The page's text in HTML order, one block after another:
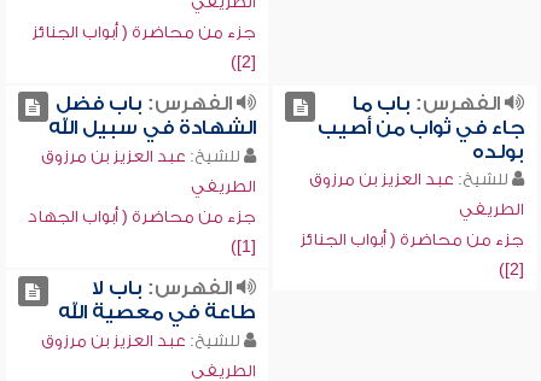
جزء من محاضرة ( أبواب الجنائز
[2])
الفهرس: باب ما
جاء في ثواب من أصيب
بولده
للشيخ: عبد العزيز بن مرزوق
الطريفي
جزء من محاضرة ( أبواب الجنائز
[2])
الفهرس: باب فضل
الشهادة في سبيل الله
للشيخ: عبد العزيز بن مرزوق
الطريفي
جزء من محاضرة ( أبواب الجهاد
[1])
الفهرس: باب لا
طاعة في معصية الله
للشيخ: عبد العزيز بن مرزوق
الطريفي